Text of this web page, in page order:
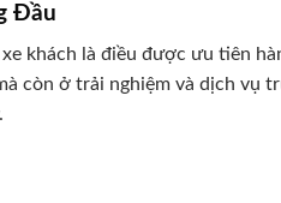
Đầu
khách là điều được ưu tiên
còn ở trải nghiệm và dịch vụ